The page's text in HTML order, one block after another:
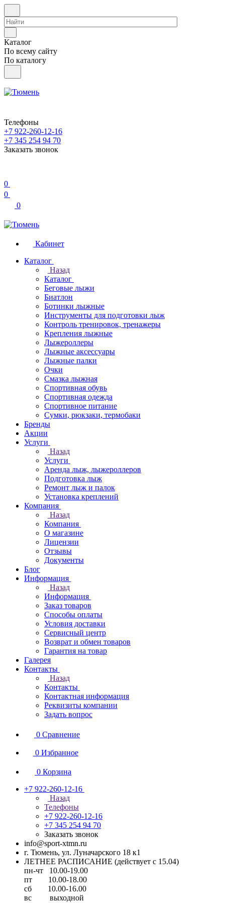
Каталог
По всему сайту
По каталогу
Телефоны
+7 922-260-12-16
+7 345 254 94 70
Заказать звонок
0
0
0
Кабинет
Каталог
Назад
Каталог
Беговые лыжи
Биатлон
Ботинки лыжные
Инструменты для подготовки лыж
Контроль тренировок, тренажеры
Крепления лыжные
Лыжероллеры
Лыжные аксессуары
Лыжные палки
Очки
Смазка лыжная
Спортивная обувь
Спортивная одежда
Спортивное питание
Сумки, рюкзаки, термобаки
Бренды
Акции
Услуги
Назад
Услуги
Аренда лыж, лыжероллеров
Подготовка лыж
Ремонт лыж и палок
Установка креплений
Компания
Назад
Компания
О магазине
Лицензии
Отзывы
Документы
Блог
Информация
Назад
Информация
Заказ товаров
Способы оплаты
Условия доставки
Сервисный центр
Возврат и обмен товаров
Гарантия на товар
Галерея
Контакты
Назад
Контакты
Контактная информация
Реквизиты компании
Задать вопрос
0 Сравнение
0 Избранное
0 Корзина
+7 922-260-12-16
Назад
Телефоны
+7 922-260-12-16
+7 345 254 94 70
Заказать звонок
info@sport-xtmn.ru
г. Тюмень, ул. Луначарского 18 к1
ЛЕТНЕЕ РАСПИСАНИЕ (действует с 15.04)
пн-чт 10.00-19.00
пт 10.00-18.00
сб 10.00-16.00
вс выходной